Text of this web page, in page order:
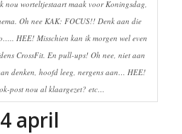
worteltjestaart maak voor Koningsdag,
Oh nee KAK: FOCUS!! Denk aan die
HEE! Misschien kan ik morgen wel even
CrossFit. En pull-ups! Oh nee, niet aan
denken, hoofd leeg, nergens aan… HEE!
post nou al klaargezet? etc…
april